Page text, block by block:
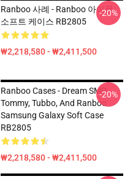
Ranboo 사례 - Ranboo 아이폰
소프트 케이스 RB2805
₩2,218,580 - ₩2,411,500
-20%
Ranboo Cases - Dream SMP
Tommy, Tubbo, And Ranboo
Samsung Galaxy Soft Case
RB2805
₩2,218,580 - ₩2,411,500
-20%